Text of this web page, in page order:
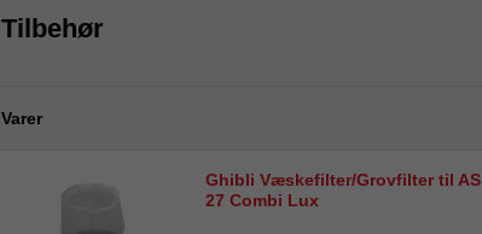
Tilbehør
Varer
Ghibli Væskefilter/Grovfilter til AS
27 Combi Lux